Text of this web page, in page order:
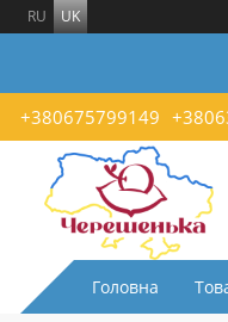
RU UK
+380675799149
Головна